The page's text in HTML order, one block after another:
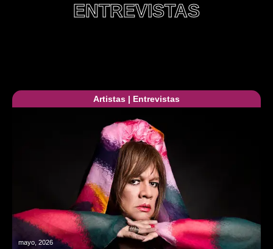
ENTREVISTAS
Artistas | Entrevistas
mayo, 2026